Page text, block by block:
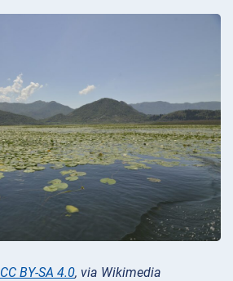
CC BY-SA 4.0, via Wikimedia